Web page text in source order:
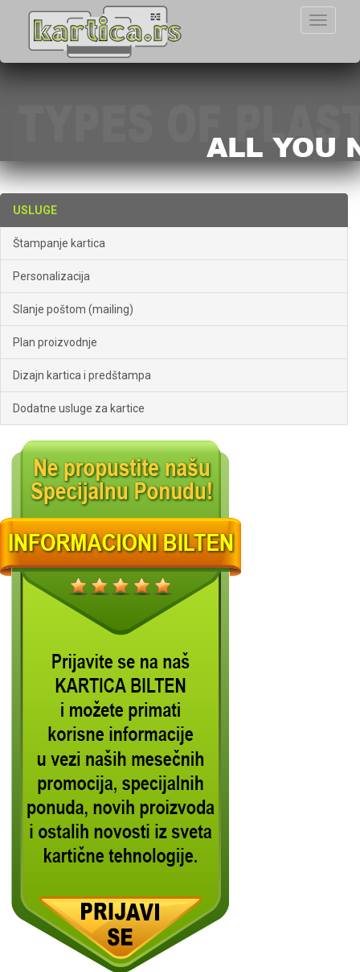
Toggle
USLUGE
Štampanje kartica
Personalizacija
Slanje poštom (mailing)
Plan proizvodnje
Dizajn kartica i predštampa
Dodatne usluge za kartice